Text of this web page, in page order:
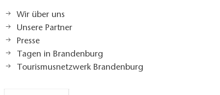
Wir über uns
Unsere Partner
Presse
Tagen in Brandenburg
Tourismusnetzwerk Brandenburg